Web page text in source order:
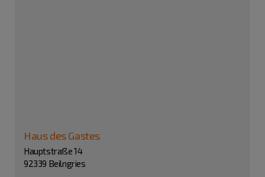
Haus des Gastes
Hauptstraße 14
92339 Beilngries